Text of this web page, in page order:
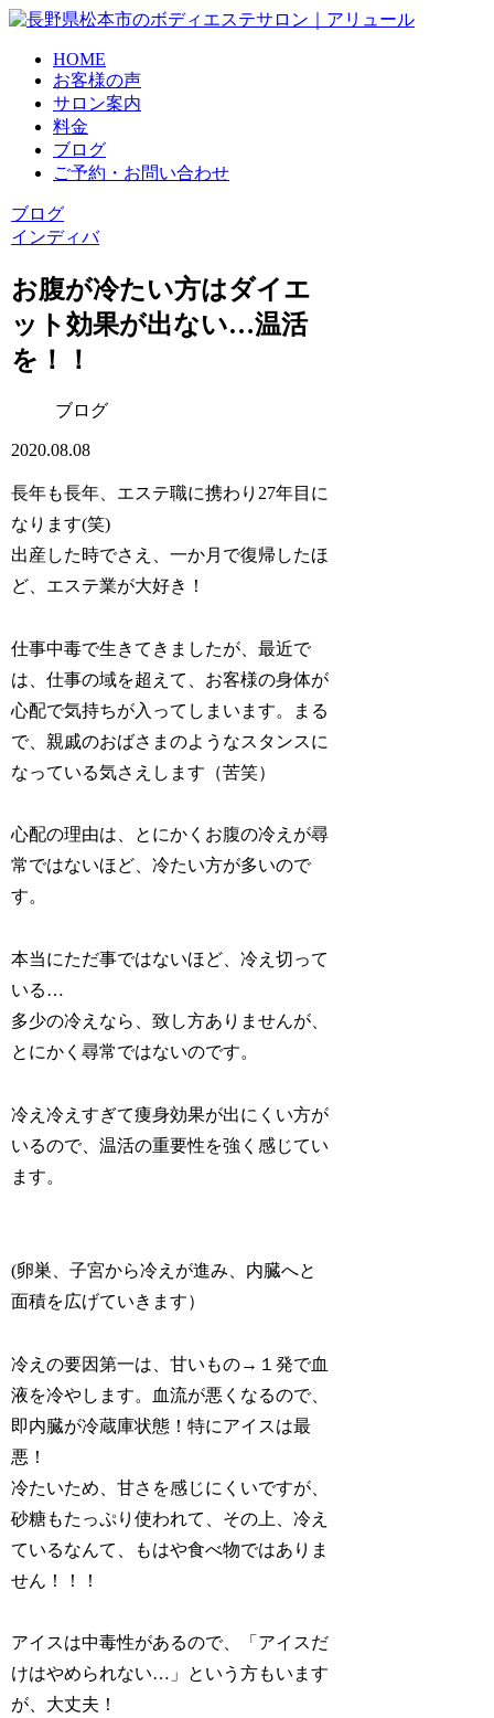
HOME
お客様の声
サロン案内
料金
ブログ
ご予約・お問い合わせ
ブログ
インディバ
お腹が冷たい方はダイエ
ット効果が出ない…温活
を！！
ブログ
2020.08.08
長年も長年、エステ職に携わり27年目に
なります(笑)
出産した時でさえ、一か月で復帰したほ
ど、エステ業が大好き！
仕事中毒で生きてきましたが、最近で
は、仕事の域を超えて、お客様の身体が
心配で気持ちが入ってしまいます。まる
で、親戚のおばさまのようなスタンスに
なっている気さえします（苦笑）
心配の理由は、とにかくお腹の冷えが尋
常ではないほど、冷たい方が多いので
す。
本当にただ事ではないほど、冷え切って
いる…
多少の冷えなら、致し方ありませんが、
とにかく尋常ではないのです。
冷え冷えすぎて痩身効果が出にくい方が
いるので、温活の重要性を強く感じてい
ます。
(卵巣、子宮から冷えが進み、内臓へと
面積を広げていきます）
冷えの要因第一は、甘いもの→１発で血
液を冷やします。血流が悪くなるので、
即内臓が冷蔵庫状態！特にアイスは最
悪！
冷たいため、甘さを感じにくいですが、
砂糖もたっぷり使われて、その上、冷え
ているなんて、もはや食べ物ではありま
せん！！！
アイスは中毒性があるので、「アイスだ
けはやめられない…」という方もいます
が、大丈夫！